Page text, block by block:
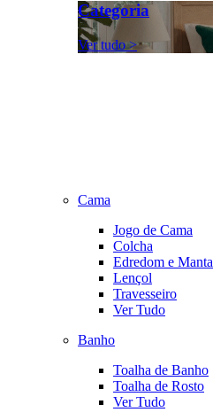
Categoria
Ver tudo >
Cama
Jogo de Cama
Colcha
Edredom e Manta
Lençol
Travesseiro
Ver Tudo
Banho
Toalha de Banho
Toalha de Rosto
Ver Tudo